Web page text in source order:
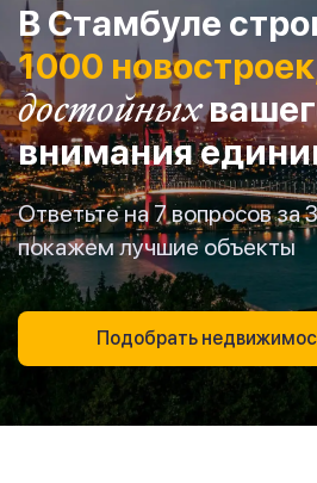
В Стамбуле
1000
достойных
внимания
Ответьте на 7 вопросов за
покажем лучшие объекты
Подобрать